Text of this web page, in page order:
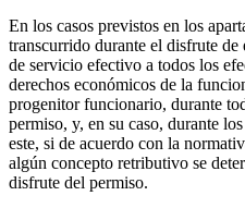
En los casos previstos en los
transcurrido durante el disfrute de
de servicio efectivo a todos los
derechos económicos de la
progenitor funcionario, durante
permiso, y, en su caso, durante
este, si de acuerdo con la
algún concepto retributivo se
disfrute del permiso.